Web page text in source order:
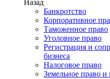
Назад
Банкротство
Корпоративное
Таможенное право
Уголовное право
Регистрация и
бизнеса
Налоговое право
Земельное право